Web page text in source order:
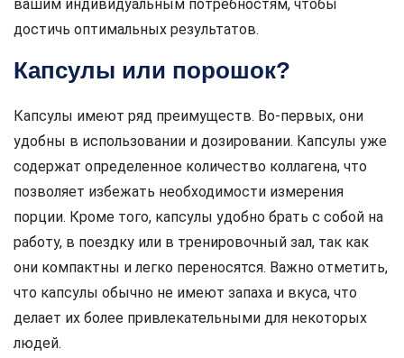
вашим индивидуальным потребностям, чтобы
достичь оптимальных результатов.
Капсулы или порошок?
Капсулы имеют ряд преимуществ. Во-первых, они
удобны в использовании и дозировании. Капсулы уже
содержат определенное количество коллагена, что
позволяет избежать необходимости измерения
порции. Кроме того, капсулы удобно брать с собой на
работу, в поездку или в тренировочный зал, так как
они компактны и легко переносятся. Важно отметить,
что капсулы обычно не имеют запаха и вкуса, что
делает их более привлекательными для некоторых
людей.